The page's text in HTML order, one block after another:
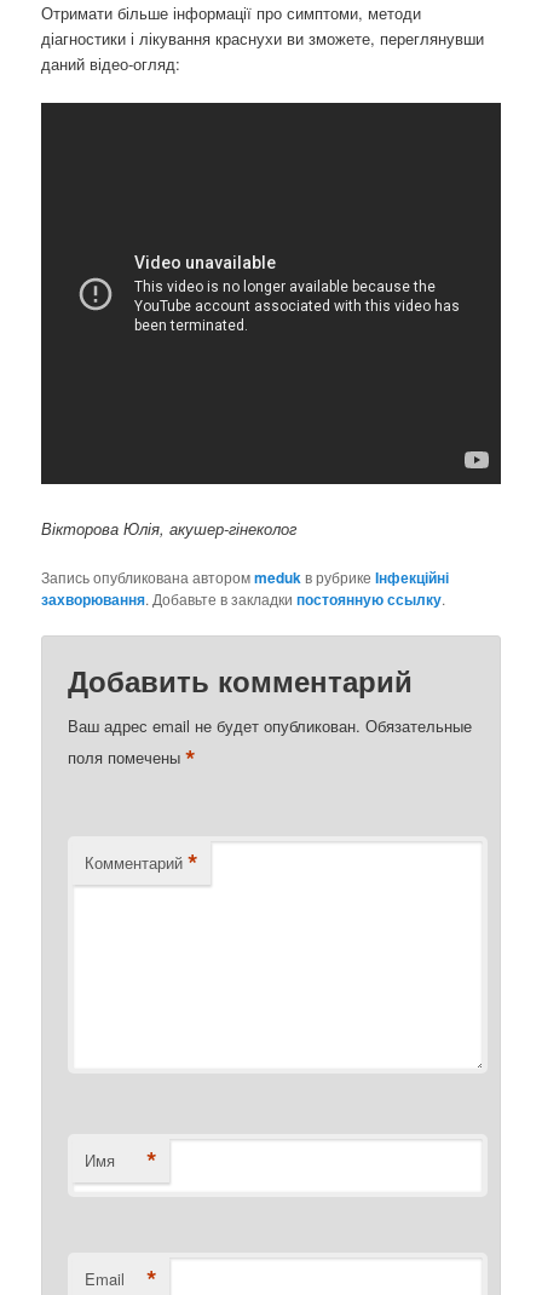
Отримати більше інформації про симптоми, методи
діагностики і лікування краснухи ви зможете, переглянувши
даний відео-огляд:
Вікторова Юлія, акушер-гінеколог
Запись опубликована авторомmedukв рубрикеІнфекційні
захворювання. Добавьте в закладкипостоянную ссылку.
Добавить комментарий
Ваш адрес email не будет опубликован. Обязательные
поля помечены*
Комментарий *
Имя *
Email *